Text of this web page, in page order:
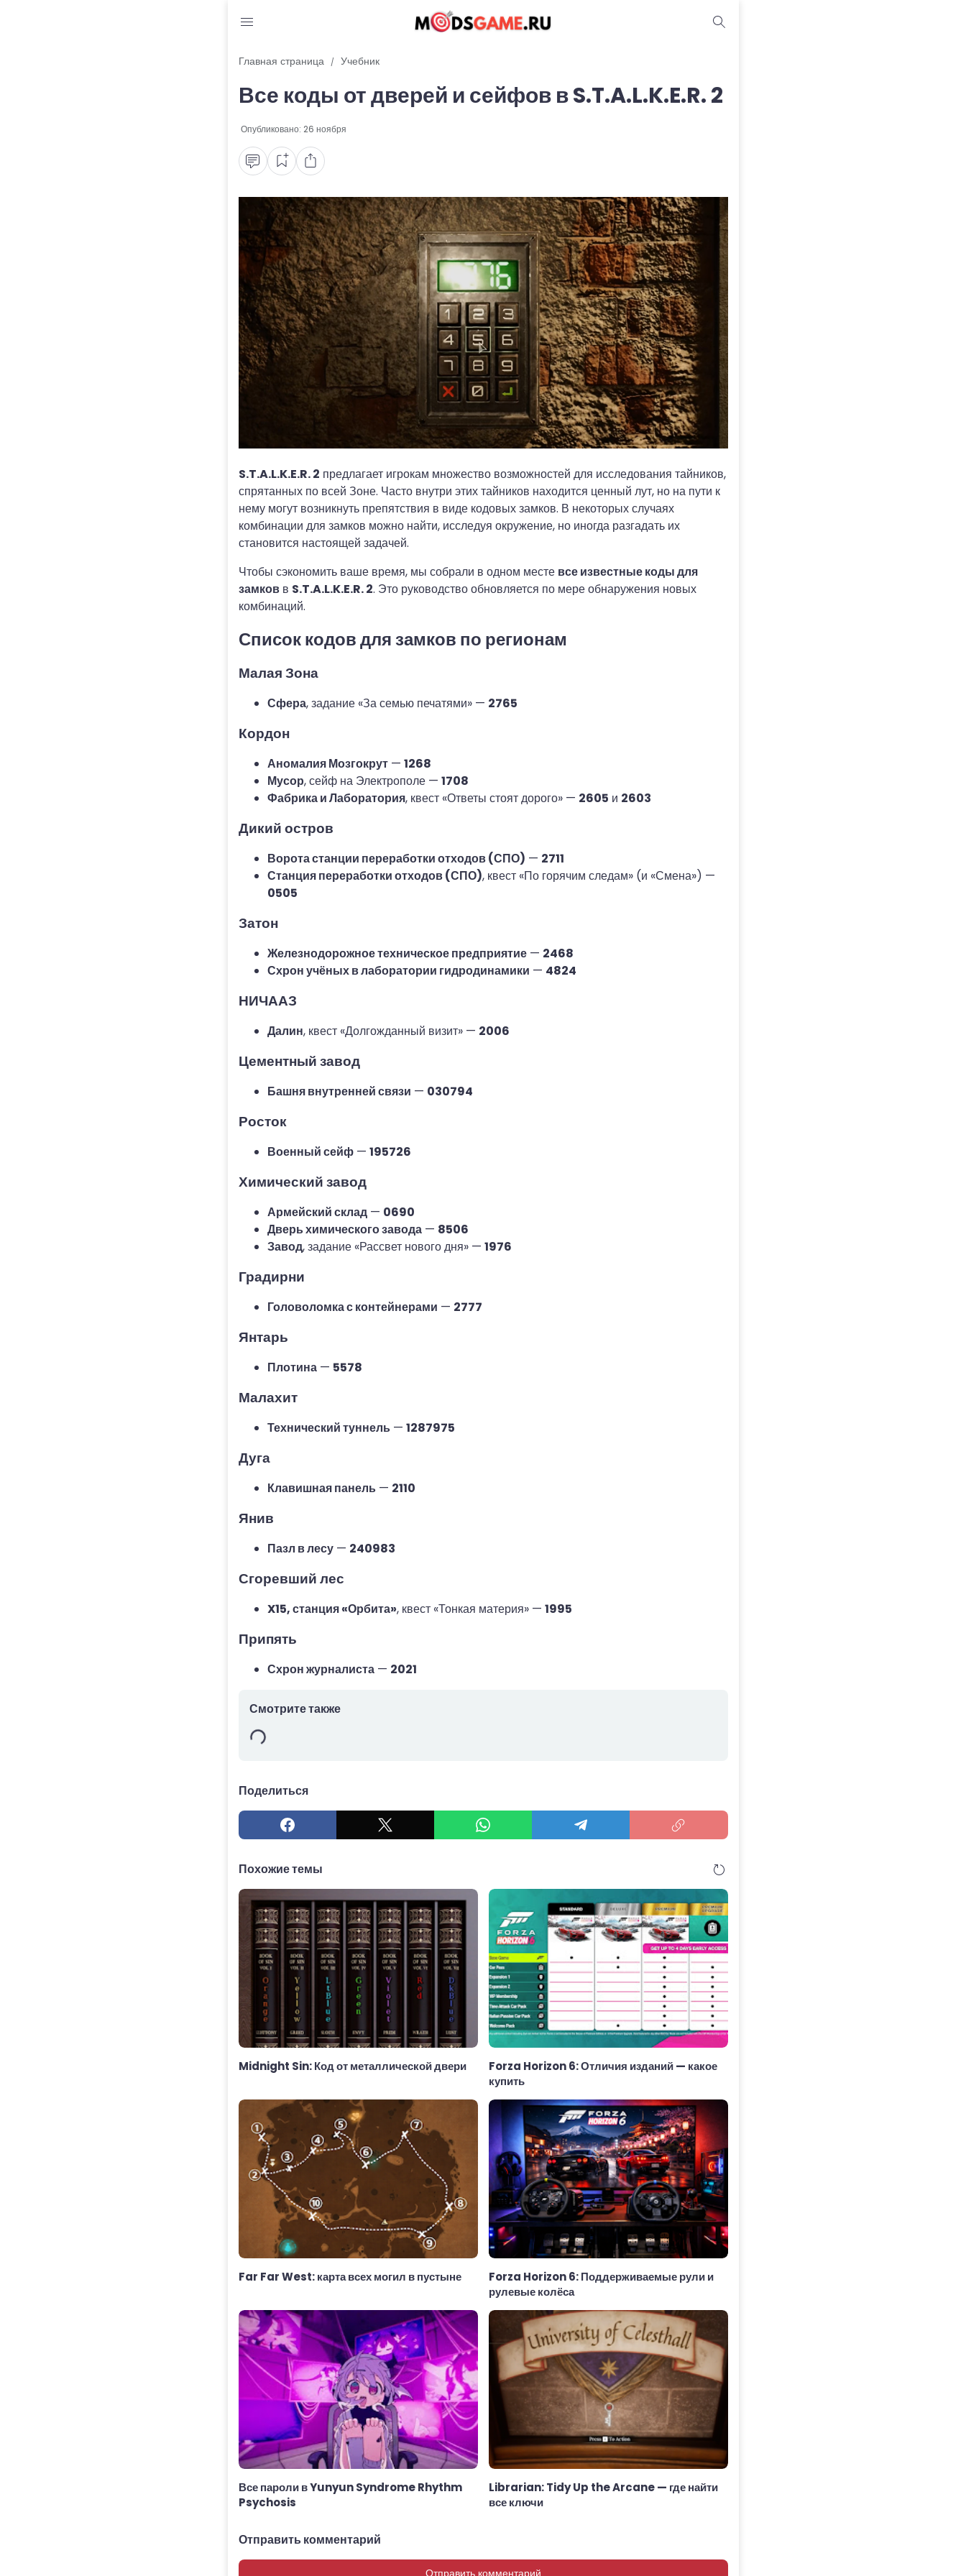
Блог
Читы и коды
Промокоды
Ошибки
Руководства
Roblox
Главная страница Учебник
Все коды от дверей и сейфов в S.T.A.L.K.E.R. 2
Опубликовано: 26 ноября
S.T.A.L.K.E.R. 2 предлагает игрокам множество возможностей для исследования тайников,
спрятанных по всей Зоне. Часто внутри этих тайников находится ценный лут, но на пути к
нему могут возникнуть препятствия в виде кодовых замков. В некоторых случаях
комбинации для замков можно найти, исследуя окружение, но иногда разгадать их
становится настоящей задачей.
Чтобы сэкономить ваше время, мы собрали в одном месте все известные коды для
замковв S.T.A.L.K.E.R. 2. Это руководство обновляется по мере обнаружения новых
комбинаций.
Список кодов для замков по регионам
Малая Зона
Сфера, задание «За семью печатями» — 2765
Кордон
Аномалия Мозгокрут— 1268
Мусор, сейф на Электрополе — 1708
Фабрика и Лаборатория, квест «Ответы стоят дорого» — 2605 и 2603
Дикий остров
Ворота станции переработки отходов (СПО) — 2711
Станция переработки отходов (СПО), квест «По горячим следам» (и «Смена») —
0505
Затон
Железнодорожное техническое предприятие— 2468
Схрон учёных в лаборатории гидродинамики — 4824
НИЧААЗ
Далин, квест «Долгожданный визит» — 2006
Цементный завод
Башня внутренней связи — 030794
Росток
Военный сейф— 195726
Химический завод
Армейский склад— 0690
Дверь химического завода— 8506
Завод, задание «Рассвет нового дня» — 1976
Градирни
Головоломка с контейнерами — 2777
Янтарь
Плотина— 5578
Малахит
Технический туннель — 1287975
Дуга
Клавишная панель — 2110
Янив
Пазл в лесу— 240983
Сгоревший лес
X15, станция «Орбита», квест «Тонкая материя» — 1995
Припять
Схрон журналиста— 2021
Смотрите также
Поделиться
Похожие темы
Midnight Sin: Код от металлической двери
Forza Horizon 6: Отличия изданий — какое
купить
Far Far West: карта всех могил в пустыне
Forza Horizon 6: Поддерживаемые рули и
рулевые колёса
Все пароли в Yunyun Syndrome Rhythm
Psychosis
Librarian: Tidy Up the Arcane — где найти
все ключи
Отправить комментарий